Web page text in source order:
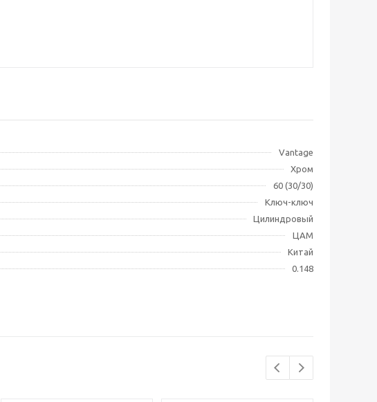
Vantage
Хром
60 (30/30)
Ключ-ключ
Цилиндровый
ЦАМ
Китай
0.148